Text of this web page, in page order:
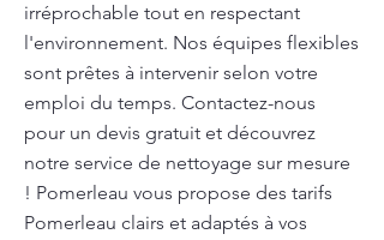
irréprochable tout en respectant
l'environnement. Nos équipes flexibles
sont prêtes à intervenir selon votre
emploi du temps. Contactez-nous
pour un devis gratuit et découvrez
notre service de nettoyage sur mesure
! Pomerleau vous propose des tarifs
Pomerleau clairs et adaptés à vos